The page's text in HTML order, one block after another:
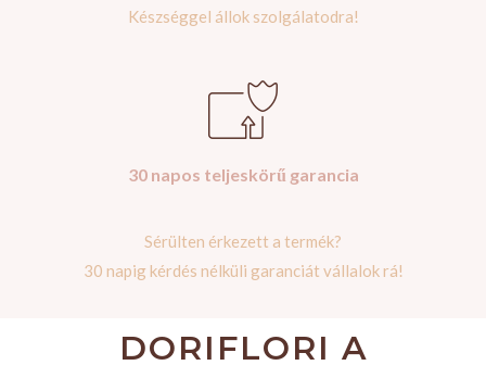
Készséggel állok szolgálatodra!
30 napos teljeskörű garancia
Sérülten érkezett a termék?
30 napig kérdés nélküli garanciát vállalok rá!
DORIFLORI A